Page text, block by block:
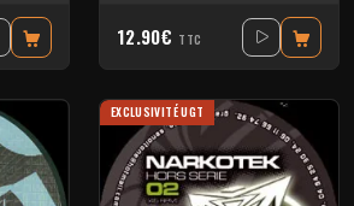
12.90€ TTC
EXCLUSIVITÉ UGT